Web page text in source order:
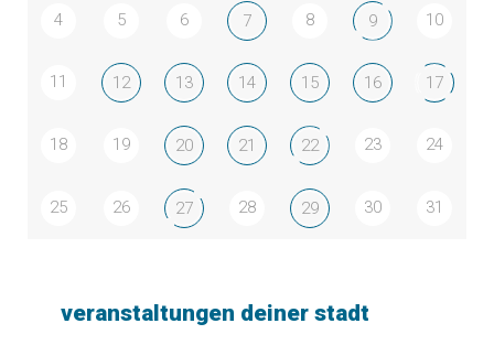
4 5 6 7 8 9 10
11 12 13 14 15 16 17
18 19 20 21 22 23 24
25 26 27 28 29 30 31
veranstaltungen deiner stadt